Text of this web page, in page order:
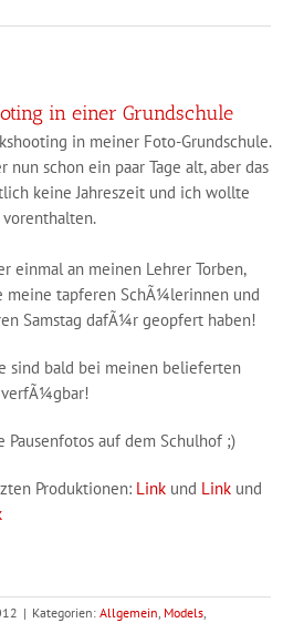
in einer Grundschule
in meiner Foto-Grundschule.
nun schon ein paar Tage alt, aber das
keine Jahreszeit und ich wollte
einmal an meinen Lehrer Torben,
meine tapferen SchÃ¼lerinnen und
Samstag dafÃ¼r geopfert haben!
sind bald bei meinen belieferten
auf dem Schulhof ;)
Produktionen: Link und Link und
| Kategorien: Allgemein, Models,